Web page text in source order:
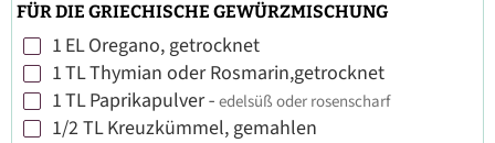
FÜR DIE GRIECHISCHE GEWÜRZMISCHUNG
▢
1 ELOregano, getrocknet
▢
1TLThymian oder Rosmarin,getrocknet
▢
1TLPaprikapulver- edelsüß oder rosenscharf
▢
1/2TLKreuzkümmel, gemahlen